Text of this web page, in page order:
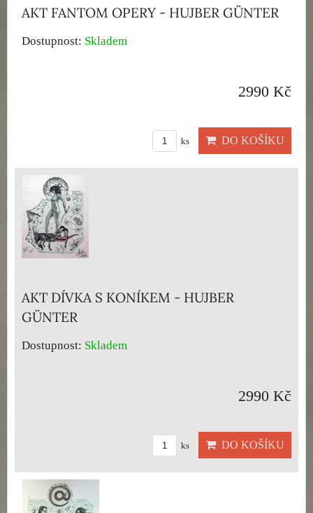
AKT FANTOM OPERY - HUJBER GÜNTER
Dostupnost: Skladem
2990 Kč
ks DO KOŠÍKU
AKT DÍVKA S KONÍKEM - HUJBER
GÜNTER
Dostupnost: Skladem
2990 Kč
ks DO KOŠÍKU